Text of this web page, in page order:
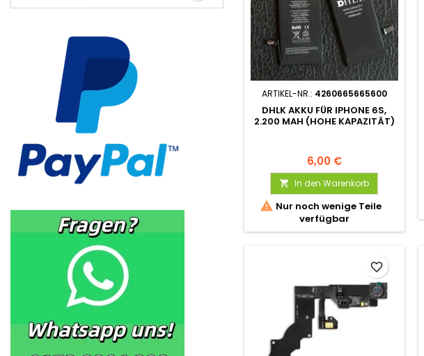
ARTIKEL-NR.: 4260665665600
DHLK AKKU FÜR IPHONE 6S,
2.200 MAH (HOHE KAPAZITÄT)
6,00 €
 In den Warenkorb
 Nur noch wenige Teile
verfügbar
favorite_border